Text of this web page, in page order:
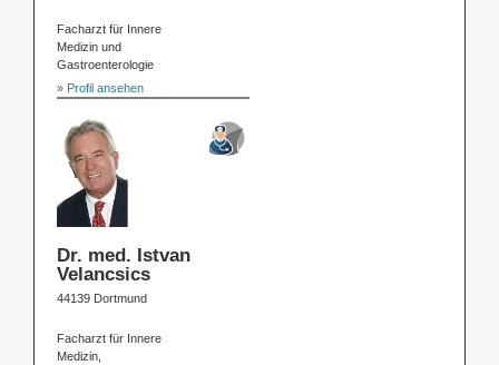
Facharzt für Innere
Medizin und
Gastroenterologie
» Profil ansehen
Dr. med. Istvan
Velancsics
44139 Dortmund
Facharzt für Innere
Medizin,